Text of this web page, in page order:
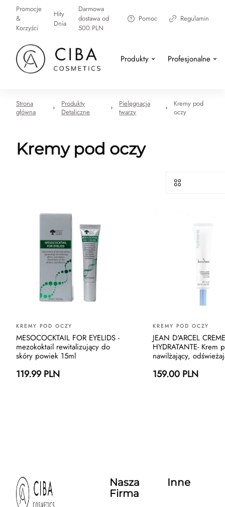
Promocje
&
Korzyści
Hity
Dnia
Darmowa
dostawa od
500 PLN
Pomoc Regulamin
Produkty Profesjonalne
Strona
główna
Produkty
Detaliczne
Pielęgnacja
twarzy
Kremy pod
oczy
Kremy pod oczy
KREMY POD OCZY
MESOCOCKTAIL FOR EYELIDS -
mezokoktail rewitalizujący do
skóry powiek 15ml
119.99 PLN
KREMY POD OCZY
JEAN D'ARCEL
HYDRATANTE- Krem
nawilżający,
159.00 PLN
Nasza
Firma
Inne